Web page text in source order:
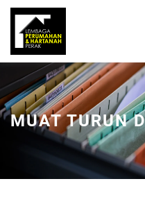
MUAT TURUN